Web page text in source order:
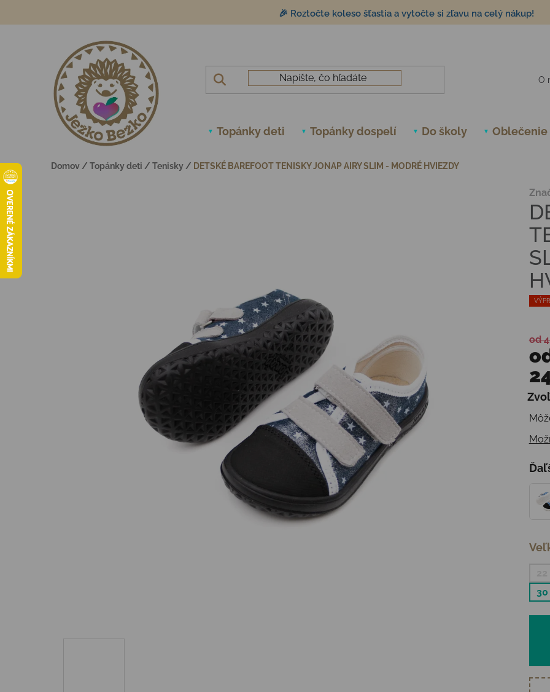
🎉 Roztočte koleso šťastia a vytočte si zľavu na celý nákup!
O
Topánky deti Topánky dospelí Do školy Oblečenie
Domov / Topánky deti / Tenisky / DETSKÉ BAREFOOT TENISKY JONAP AIRY SLIM - MODRÉ HVIEZDY
od
30